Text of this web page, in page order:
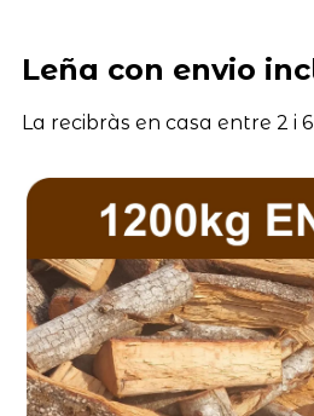
Leña con envio
La recibràs en casa entre 2 i